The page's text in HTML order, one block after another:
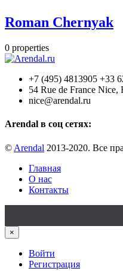
Roman Chernyak
0 properties
+7 (495) 4813905 +33
54 Rue de France Nice,
nice@arendal.ru
Arendal в соц сетях:
© Arendal 2013-2020. Все
Главная
О нас
Контакты
×
Войти
Регистрация